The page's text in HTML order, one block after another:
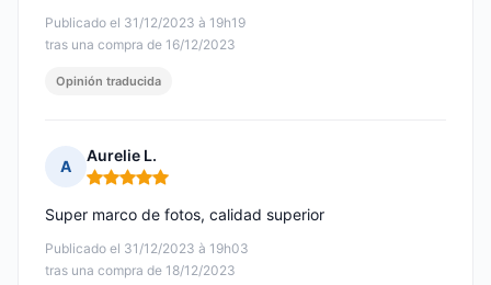
Publicado el 31/12/2023 à 19h19
tras una compra de 16/12/2023
Opinión traducida
A
Aurelie L.
Nota: 5 de 5
Publicado el 31/12/2023 à 19h03
tras una compra de 18/12/2023
Super marco de fotos, calidad superior